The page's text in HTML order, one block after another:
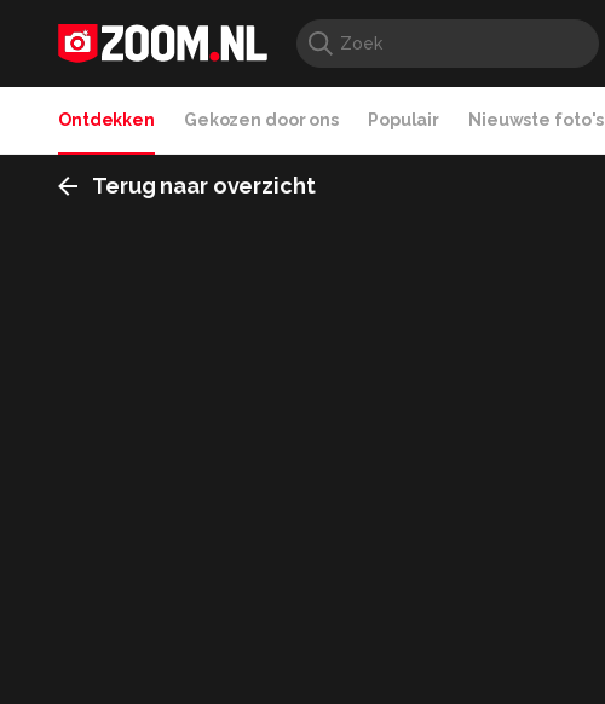
Ontdekken Gekozen door ons Populair Nieuwste foto's
Terug naar overzicht